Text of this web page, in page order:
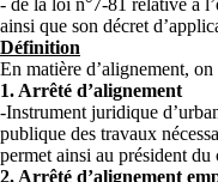
- de la loi n°7-81 relative à
ainsi que son décret
Définition
En matière d’alignement,
1. Arrêté d’alignement
-Instrument juridique
publique des travaux
permet ainsi au président
2. Arrêté d’alignement